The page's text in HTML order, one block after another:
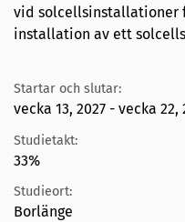
vid solcellsinstallationer
installation av ett
Startar och slutar:
vecka 13, 2027 - vecka 22,
Studietakt:
33%
Studieort:
Borlänge